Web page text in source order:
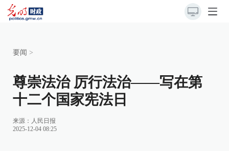
要闻 >
尊崇法治 厉行法治——写在第
十二个国家宪法日
来源： 人民日报
2025-12-04 08:25